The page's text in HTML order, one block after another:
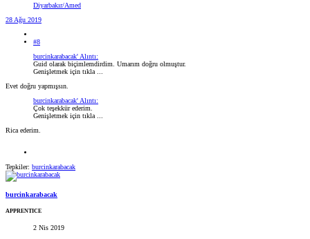
Diyarbakır/Amed
28 Ağu 2019
#8
burcinkarabacak' Alıntı:
Guid olarak biçimlemdirdim. Umarım doğru olmuştur.
Genişletmek için tıkla ...
Evet doğru yapmışsın.
burcinkarabacak' Alıntı:
Çok teşekkür ederim.
Genişletmek için tıkla ...
Rica ederim.
Tepkiler: burcinkarabacak
burcinkarabacak
APPRENTICE
2 Nis 2019